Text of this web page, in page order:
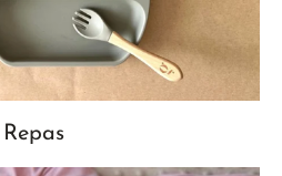
Repas